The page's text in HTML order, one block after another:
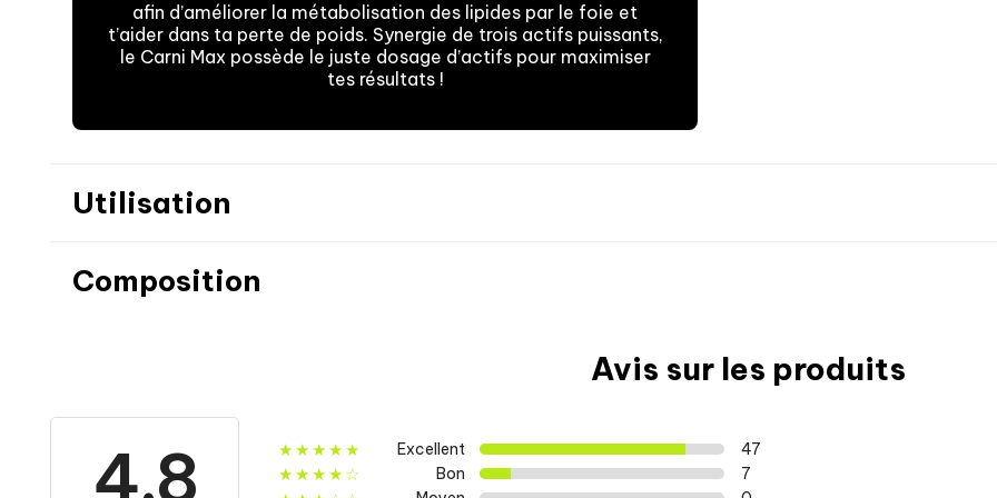
afin d’améliorer la métabolisation des lipides par le foie et
t’aider dans ta perte de poids. Synergie de trois actifs puissants,
le Carni Max possède le juste dosage d’actifs pour maximiser
tes résultats !
Utilisation
30 min avant
Composition
Avis sur les produits
4.8 ★★★★★ Excellent 47
★★★★☆ Bon 7